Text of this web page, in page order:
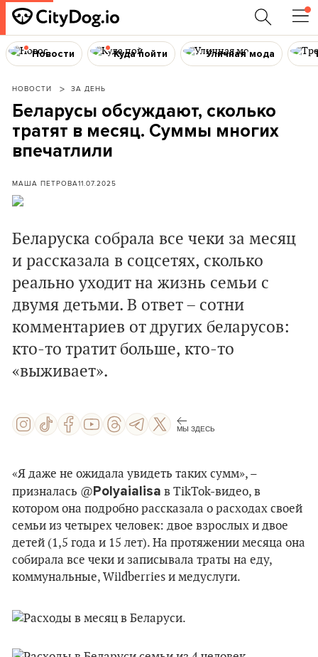
Новости Куда пойти Уличная мода
НОВОСТИ ЗА ДЕНЬ
Беларусы обсуждают, сколько
тратят в месяц. Суммы многих
впечатлили
МАША ПЕТРОВА11.07.2025
Беларуска собрала все чеки за месяц
и рассказала в соцсетях, сколько
реально уходит на жизнь семьи с
двумя детьми. В ответ – сотни
комментариев от других беларусов:
кто-то тратит больше, кто-то
«выживает».
МЫ ЗДЕСЬ
«Я даже не ожидала увидеть таких сумм», –
призналась @Polyaialisa в TikTok-видео, в
котором она подробно рассказала о расходах своей
семьи из четырех человек: двое взрослых и двое
детей (1,5 года и 15 лет). На протяжении месяца она
собирала все чеки и записывала траты на еду,
коммунальные, Wildberries и медуслуги.